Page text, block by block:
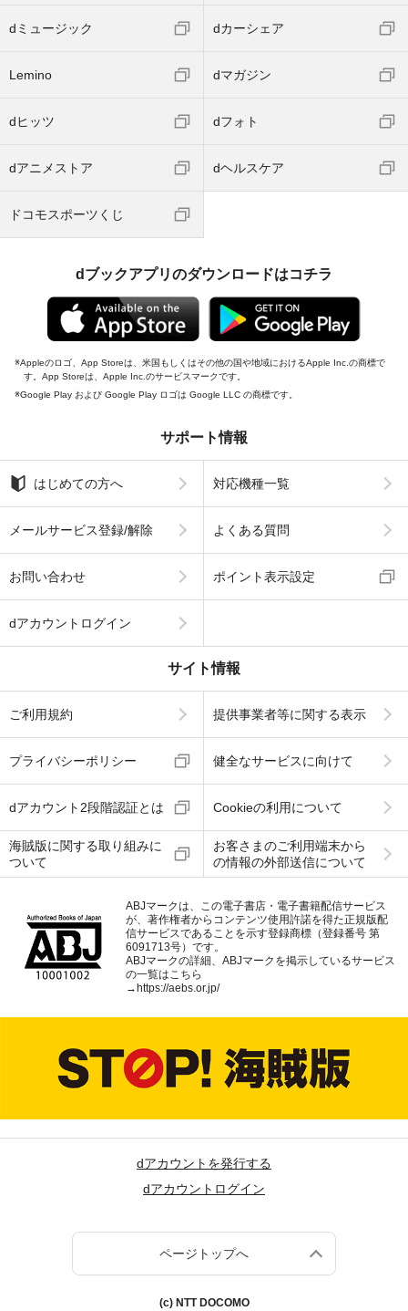
dミュージック dカーシェア
Lemino dマガジン
dヒッツ dフォト
dアニメストア dヘルスケア
ドコモスポーツくじ
dブックアプリのダウンロードはコチラ
Appleのロゴ、App Storeは、米国もしくはその他の国や地域におけるApple Inc.の商標で
す。App Storeは、Apple Inc.のサービスマークです。
Google Play および Google Play ロゴは Google LLC の商標です。
サポート情報
はじめての方へ 対応機種一覧
メールサービス登録/解除 よくある質問
お問い合わせ ポイント表示設定
dアカウントログイン
サイト情報
ご利用規約 提供事業者等に関する表示
プライバシーポリシー 健全なサービスに向けて
dアカウント2段階認証とは Cookieの利用について
海賊版に関する取り組みに
ついて
お客さまのご利用端末から
の情報の外部送信について
ABJマークは、この電子書店・電子書籍配信サービス
が、著作権者からコンテンツ使用許諾を得た正規版配
信サービスであることを示す登録商標（登録番号 第
6091713号）です。
ABJマークの詳細、ABJマークを掲示しているサービス
の一覧はこちら
→ https://aebs.or.jp/
dアカウントを発行する
dアカウントログイン
ページトップへ
(c) NTT DOCOMO